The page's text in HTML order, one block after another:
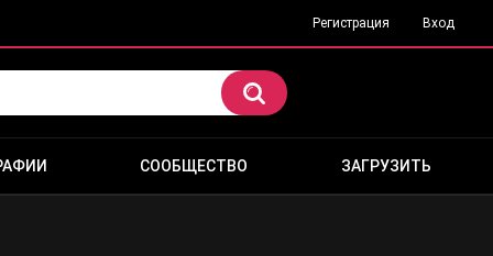
Регистрация Вход
СООБЩЕСТВО ЗАГРУЗИТЬ